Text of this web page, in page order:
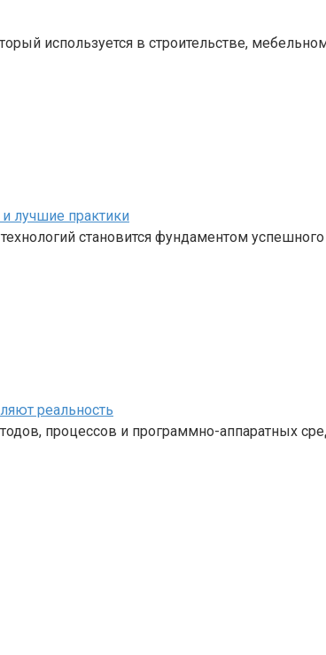
используется в строительстве,
лучшие практики
становится фундаментом
реальность
процессов и программно-аппаратных